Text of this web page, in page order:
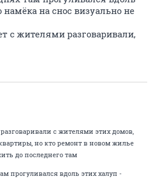
намёка на снос визуально не
с жителями разговаривали,
с жителями этих домов,
но кто ремонт в новом жилье
до последнего там
прогуливался вдоль этих халуп -